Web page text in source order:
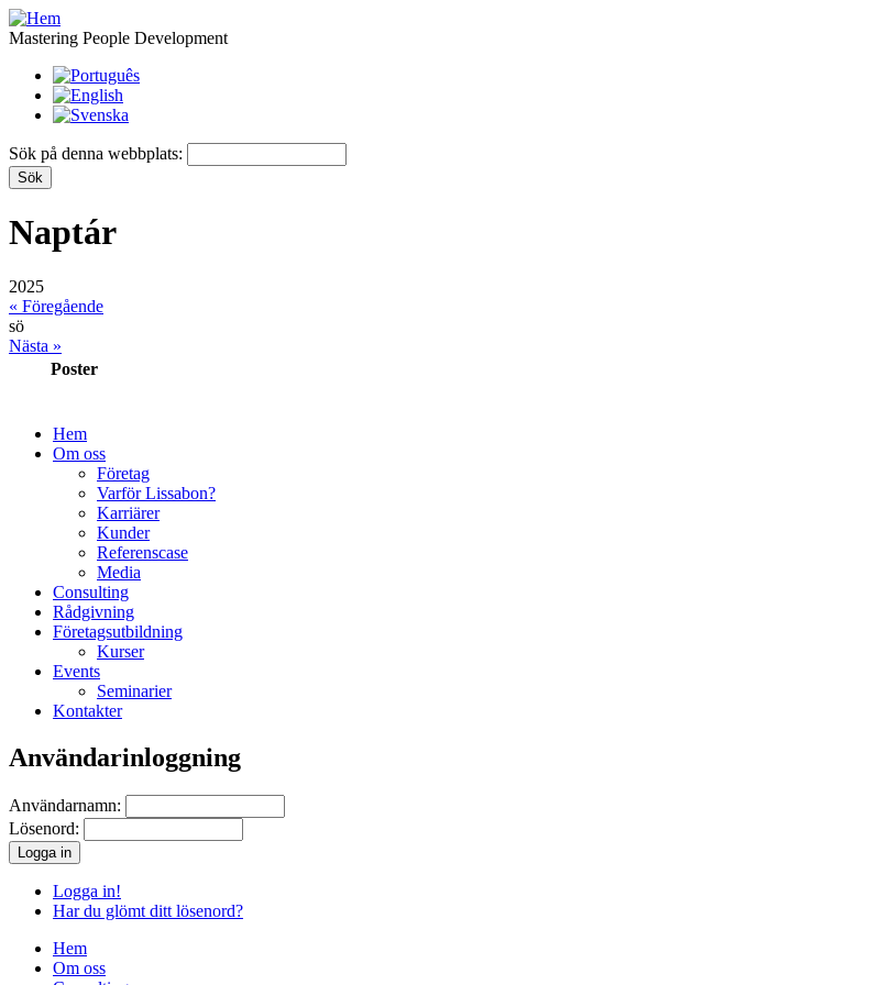
Mastering People Development
Sök på denna webbplats:
Naptár
2025
« Föregående
sö
Nästa »
Poster
Hem
Om oss
Företag
Varför Lissabon?
Karriärer
Kunder
Referenscase
Media
Consulting
Rådgivning
Företagsutbildning
Kurser
Events
Seminarier
Kontakter
Användarinloggning
Användarnamn:
Lösenord:
Logga in!
Har du glömt ditt lösenord?
Hem
Om oss